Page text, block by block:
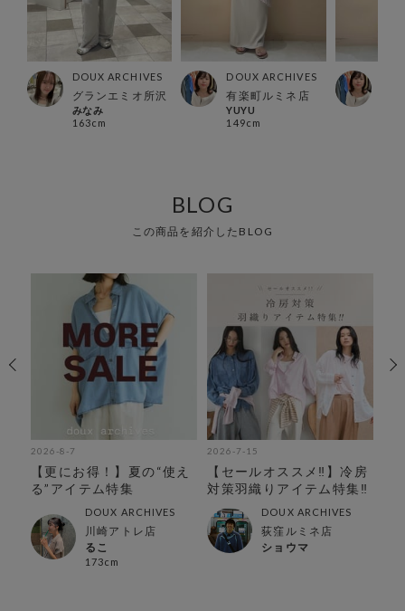
DOUX ARCHIVES
グランエミオ所沢
みなみ
163cm
DOUX ARCHIVES
有楽町ルミネ店
YUYU
149cm
BLOG
この商品を紹介したBLOG
2026-8-7
【更にお得！】夏の“使え
る”アイテム特集
DOUX ARCHIVES
川崎アトレ店
るこ
173cm
2026-7-15
【セールオススメ‼︎】冷房
対策羽織りアイテム特集‼︎
DOUX ARCHIVES
荻窪ルミネ店
ショウマ